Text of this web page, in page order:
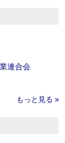
連合会
もっと見る »